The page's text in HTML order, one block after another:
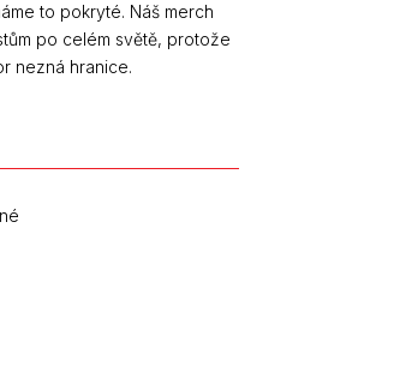
to pokryté. Náš merch
po celém světě, protože
nezná hranice.